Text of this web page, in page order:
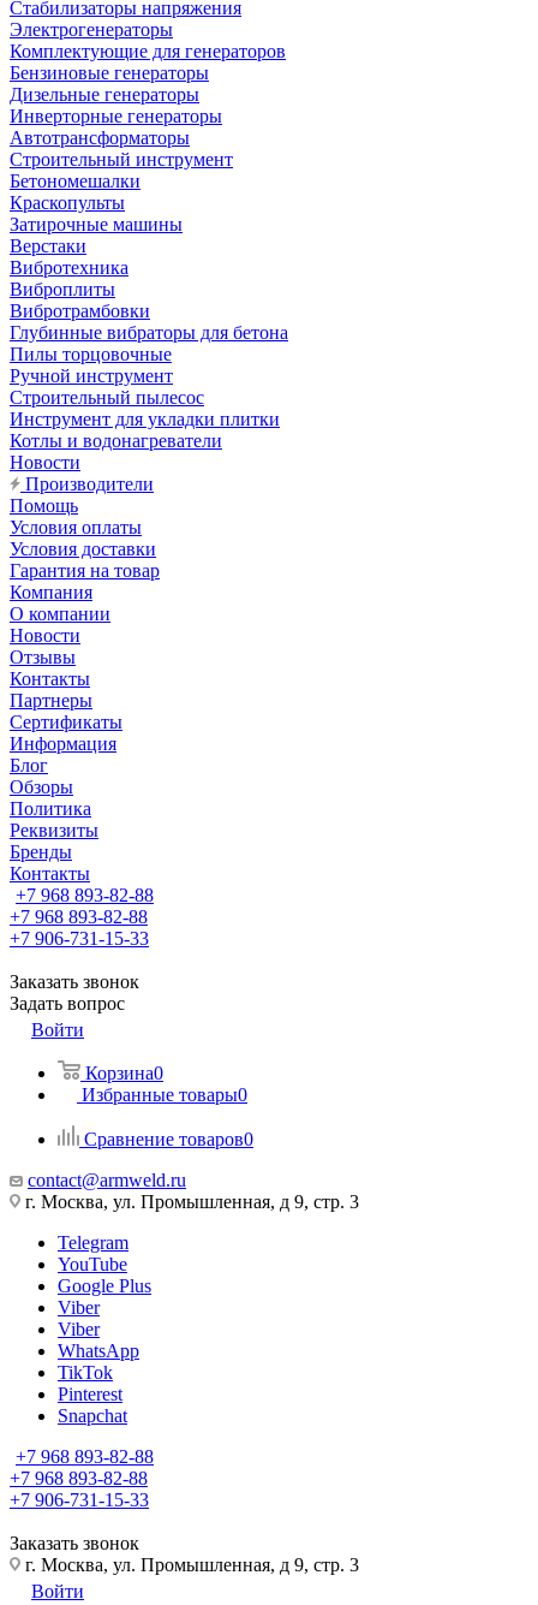
Стабилизаторы напряжения
Электрогенераторы
Комплектующие для генераторов
Бензиновые генераторы
Дизельные генераторы
Инверторные генераторы
Автотрансформаторы
Строительный инструмент
Бетономешалки
Краскопульты
Затирочные машины
Верстаки
Вибротехника
Виброплиты
Вибротрамбовки
Глубинные вибраторы для бетона
Пилы торцовочные
Ручной инструмент
Строительный пылесос
Инструмент для укладки плитки
Котлы и водонагреватели
Новости
Производители
Помощь
Условия оплаты
Условия доставки
Гарантия на товар
Компания
О компании
Новости
Отзывы
Контакты
Партнеры
Сертификаты
Информация
Блог
Обзоры
Политика
Реквизиты
Бренды
Контакты
+7 968 893-82-88
+7 968 893-82-88
+7 906-731-15-33
Заказать звонок
Задать вопрос
Войти
Корзина0
Избранные товары0
Сравнение товаров0
contact@armweld.ru
г. Москва, ул. Промышленная, д 9, стр. 3
Telegram
YouTube
Google Plus
Viber
Viber
WhatsApp
TikTok
Pinterest
Snapchat
+7 968 893-82-88
+7 968 893-82-88
+7 906-731-15-33
Заказать звонок
г. Москва, ул. Промышленная, д 9, стр. 3
Войти